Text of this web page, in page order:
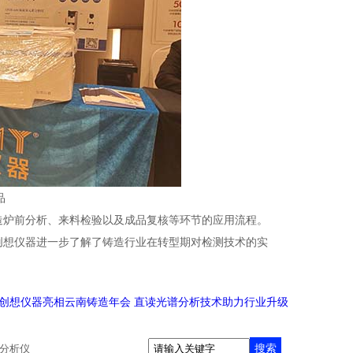
前分析、来料检验以及成品复核等环节的应用流程。
仪器进一步了解了铸造行业在转型期对检测技术的实
想仪器亮相云南铸造年会 直读光谱分析技术助力行业升级
析仪 搜索